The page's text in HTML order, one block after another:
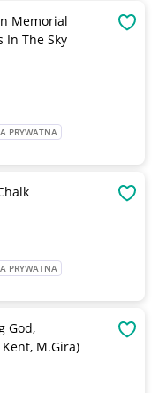
Memorial
In The Sky
PRYWATNA
PRYWATNA
God,
M.Gira)